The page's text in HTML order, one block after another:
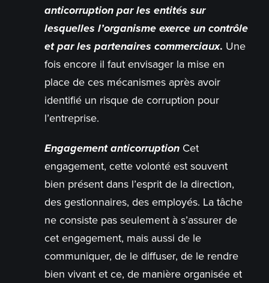
anticorruption par les entités sur
lesquelles l’organisme exerce un contrôle
et par les partenaires commerciaux. Une
fois encore il faut envisager la mise en
place de ces mécanismes après avoir
identifié un risque de corruption pour
l’entreprise.
Engagement anticorruption Cet
engagement, cette volonté est souvent
bien présent dans l’esprit de la direction,
des gestionnaires, des employés. La tâche
ne consiste pas seulement à s’assurer de
cet engagement, mais aussi de le
communiquer, de le diffuser, de le rendre
bien vivant et ce, de manière organisée et